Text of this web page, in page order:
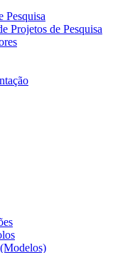
Pesquisa
Projetos de Pesquisa